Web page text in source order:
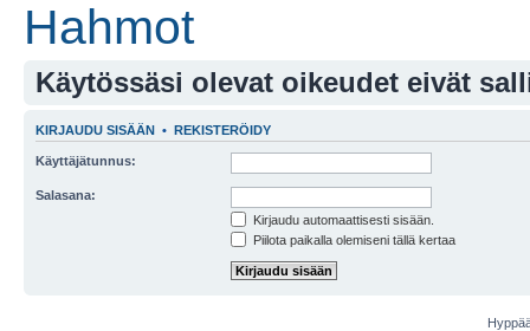
Hahmot
Käytössäsi olevat oikeudet eivät
KIRJAUDU SISÄÄN • REKISTERÖIDY
Käyttäjätunnus:
Salasana:
Kirjaudu automaattisesti sisään.
Piilota paikalla olemiseni tällä kertaa